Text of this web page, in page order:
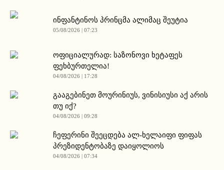
ინფანტინოს პრინცმა ალიმაც შეუტია
05/08/2026 | 07:23
ოფიციალურად: საზონოვი ხეტაფეს
ფეხბურთელია!
04/08/2026 | 17:28
გააგებინეთ მოურინიუს, ვინისიუსი აქ არის
თუ იქ?
04/08/2026 | 09:28
ჩეფერინი შეეცდება ალ-ხელაიფი ფიფას
პრეზიდენტობაზე დაიყოლიოს
04/08/2026 | 07:34